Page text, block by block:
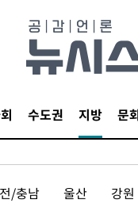
수도권 지방 문
/충남 울산 강원